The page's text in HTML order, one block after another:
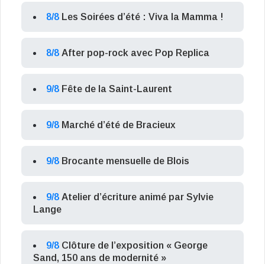
8/8 Les Soirées d’été : Viva la Mamma !
8/8 After pop-rock avec Pop Replica
9/8 Fête de la Saint-Laurent
9/8 Marché d’été de Bracieux
9/8 Brocante mensuelle de Blois
9/8 Atelier d’écriture animé par Sylvie
Lange
9/8 Clôture de l’exposition « George
Sand, 150 ans de modernité »